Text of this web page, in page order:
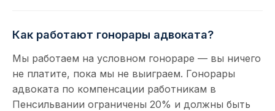
Как работают гонорары адвоката?
Мы работаем на условном гонораре — вы ничего
не платите, пока мы не выиграем. Гонорары
адвоката по компенсации работникам в
Пенсильвании ограничены 20% и должны быть